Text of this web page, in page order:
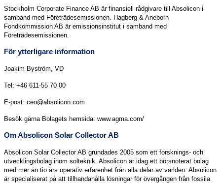
Stockholm Corporate Finance AB är finansiell rådgivare till Absolicon i
samband med Företrädesemissionen. Hagberg & Aneborn
Fondkommission AB är emissionsinstitut i samband med
Företrädesemissionen.
För ytterligare information
Joakim Byström, VD
Tel: +46 611-55 70 00
E-post: ceo@absolicon.com
Besök gärna Bolagets hemsida: www.agma.com/
Om Absolicon Solar Collector AB
Absolicon Solar Collector AB grundades 2005 som ett forsknings- och
utvecklingsbolag inom solteknik. Absolicon är idag ett börsnoterat bolag
med mer än tio års operativ erfarenhet från alla delar av världen. Absolicon
är specialiserat på att tillhandahålla lösningar för övergången från fossila